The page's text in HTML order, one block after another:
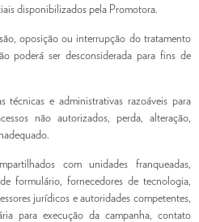
disponibilizados pela Promotora.
oposição ou interrupção do tratamento
poderá ser desconsiderada para fins de
técnicas e administrativas razoáveis para
não autorizados, perda, alteração,
com unidades franqueadas,
formulário, fornecedores de tecnologia,
jurídicos e autoridades competentes,
para execução da campanha, contato